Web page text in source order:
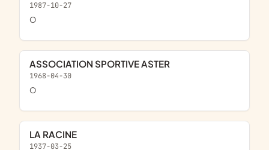
1987-10-27
o
ASSOCIATION SPORTIVE ASTER
1968-04-30
o
LA RACINE
1937-03-25